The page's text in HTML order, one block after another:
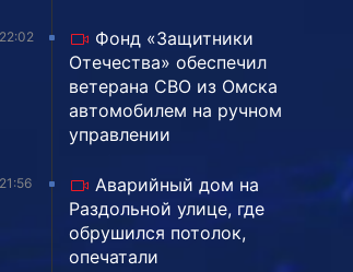
22:02
Фонд «Защитники
Отечества» обеспечил
ветерана СВО из Омска
автомобилем на ручном
управлении
21:56
Аварийный дом на
Раздольной улице, где
обрушился потолок,
опечатали